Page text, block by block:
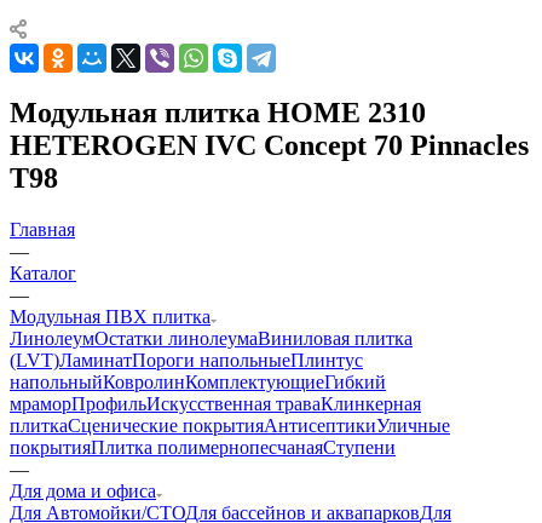
Модульная плитка HOME 2310
HETEROGEN IVC Concept 70 Pinnacles
T98
Главная
—
Каталог
—
Модульная ПВХ плитка
ЛинолеумОстатки линолеумаВиниловая плитка
(LVT)ЛаминатПороги напольныеПлинтус
напольныйКовролинКомплектующиеГибкий
мраморПрофильИскусственная траваКлинкерная
плиткаСценические покрытияАнтисептикиУличные
покрытияПлитка полимернопесчанаяСтупени
—
Для дома и офиса
Для Автомойки/СТОДля бассейнов и аквапарковДля